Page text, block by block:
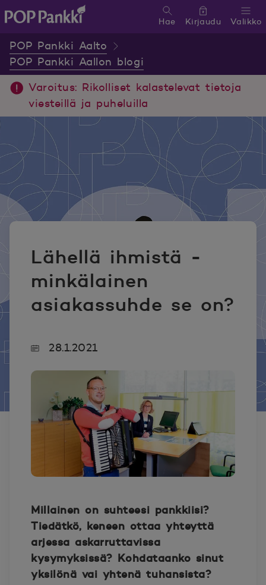
Valikko
Hae Kirjaudu
POP Pankki Aalto
POP Pankki Aallon blogi
Varoitus: Rikolliset kalastelevat tietoja
viesteillä ja puheluilla
Lähellä ihmistä -
minkälainen
asiakassuhde se on?
28.1.2021
Millainen on suhteesi pankkiisi?
Tiedätkö, keneen ottaa yhteyttä
arjessa askarruttavissa
kysymyksissä? Kohdataanko sinut
yksilönä vai yhtenä tuhansista?